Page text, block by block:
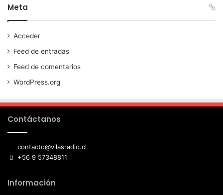
Meta
Acceder
Feed de entradas
Feed de comentarios
WordPress.org
Contáctanos
contacto@vilasradio.cl
+56 9 57348811
Información